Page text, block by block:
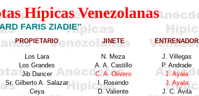
Hípicas Venezolanas
FARIS ZIADIE"
PROPIETARIO JINETE ENTRENADOR
Los Lara N. Meza J. Villegas
Los Grandes A. A. Castillo P. Andrade
Jib Dancer C. A. Olivero J. Ayala
Sr. Gilberto A. Salazar I. Rosendo J. Ayala
Ceya D. Valiente J. C. Ávila